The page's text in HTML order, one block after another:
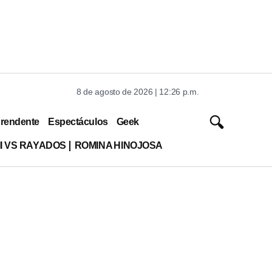
8 de agosto de 2026 | 12:26 p.m.
Espectáculos Geek
VS RAYADOS ROMINA HINOJOSA